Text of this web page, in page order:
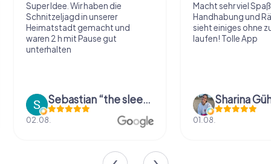
haben die
unserer
und
gut
Sebastian “the sleeping Boxer Dog” Röhner
Macht sehr viel Spaß, einfache
Handhabung und Rätsel, man
sieht einiges ohne zu viel zu
laufen! Tolle App
Sharina Gühr
01.08.